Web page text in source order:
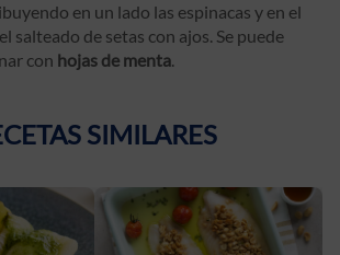
en un lado las espinacas y en el
salteado de setas con ajos. Se puede
con hojas de menta.
SIMILARES